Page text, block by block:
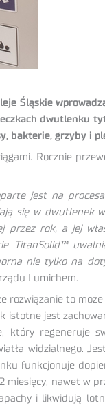
Śląskie
dwutlenku
bakterie, grzyby i
Rocznie
jest na
się w dwutlenek
rok, a jej
TitanSolid™
nie tylko na
Lumichem.
rozwiązanie to
istotne jest
regeneruje
widzialnego.
funkcjonuje
nawet w
i likwidują